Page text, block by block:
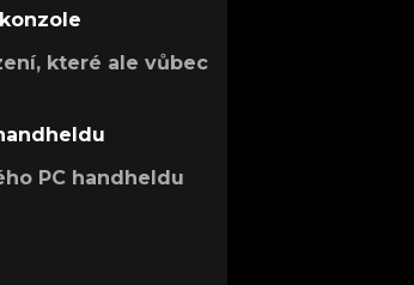
které ale vůbec
PC handheldu